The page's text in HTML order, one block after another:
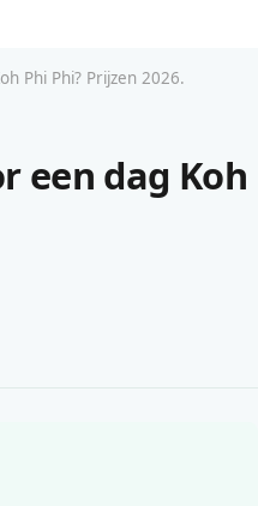
Phi Phi? Prijzen 2026.
een dag Koh